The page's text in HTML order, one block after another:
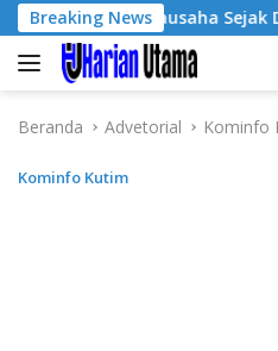
Langsung
ke
konten
Breaking News
Wirausaha Sejak Dini
Beranda Advetorial Kominfo
Kominfo Kutim